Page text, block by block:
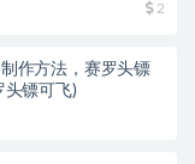
2
作方法，赛罗头镖
头镖可飞)